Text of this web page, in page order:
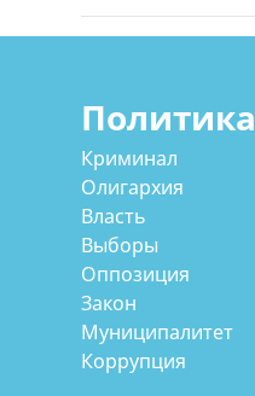
Политика
Криминал
Олигархия
Власть
Выборы
Оппозиция
Закон
Муниципалитет
Коррупция